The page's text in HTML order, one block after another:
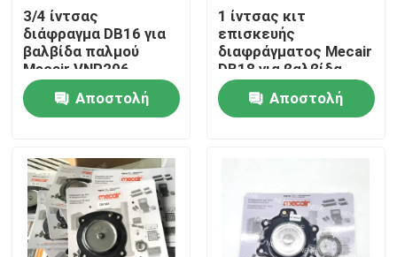
Σπίτι
Προϊόντα
Βίντεο
3/4 ίντσας
διάφραγμα DB16 για
βαλβίδα παλμού
Mecair VNP206
VNP306 VNP306
VEM306Αποστολή
1 ίντσας κιτ
επισκευής
διαφράγματος Mecair
DB18 για βαλβίδα
παλμού Mecair
VNP208 VNP308
VEM208 VEM308
Αποστολή